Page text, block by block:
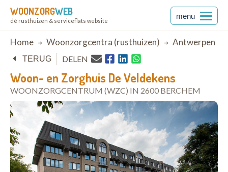
WOONZORGWEB
dé rusthuizen & serviceflats website
menu
Breadcrumb
Home Woonzorgcentra (rusthuizen) Antwerpen
Woon- en Zorghuis De Veldekens
WOONZORGCENTRUM (WZC) IN 2600 BERCHEM
TERUG DELEN
open in Google Maps